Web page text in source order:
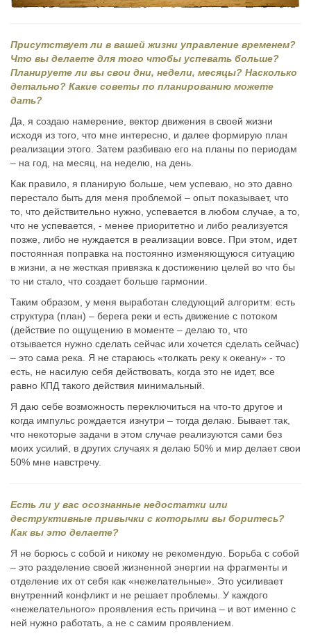
Присутствует ли в вашей жизни управление временем?
Что вы делаете для того чтобы успевать больше?
Планируете ли вы свои дни, недели, месяцы? Насколько
детально? Какие советы по планированию можете
дать?
Да, я создаю намерение, вектор движения в своей жизни
исходя из того, что мне интересно, и далее формирую план
реализации этого. Затем разбиваю его на планы по периодам
– на год, на месяц, на неделю, на день.
Как правило, я планирую больше, чем успеваю, но это давно
перестало быть для меня проблемой – опыт показывает, что
то, что действительно нужно, успевается в любом случае, а то,
что не успевается, - менее приоритетно и либо реализуется
позже, либо не нуждается в реализации вовсе. При этом, идет
постоянная поправка на постоянно изменяющуюся ситуацию
в жизни, а не жесткая привязка к достижению целей во что бы
то ни стало, что создает больше гармонии.
Таким образом, у меня выработан следующий алгоритм: есть
структура (план) – берега реки и есть движение с потоком
(действие по ощущению в моменте – делаю то, что
отзывается нужно сделать сейчас или хочется сделать сейчас)
– это сама река. Я не стараюсь «толкать реку к океану» - то
есть, не насилую себя действовать, когда это не идет, все
равно КПД такого действия минимальный.
Я даю себе возможность переключиться на что-то другое и
когда импульс рождается изнутри – тогда делаю. Бывает так,
что некоторые задачи в этом случае реализуются сами без
моих усилий, в других случаях я делаю 50% и мир делает свои
50% мне навстречу.
Есть ли у вас осознанные недостатки или
деструктивные привычки с которыми вы боритесь?
Как вы это делаете?
Я не борюсь с собой и никому не рекомендую. Борьба с собой
– это разделение своей жизненной энергии на фрагменты и
отделение их от себя как «нежелательные». Это усиливает
внутренний конфликт и не решает проблемы. У каждого
«нежелательного» проявления есть причина – и вот именно с
ней нужно работать, а не с самим проявлением.